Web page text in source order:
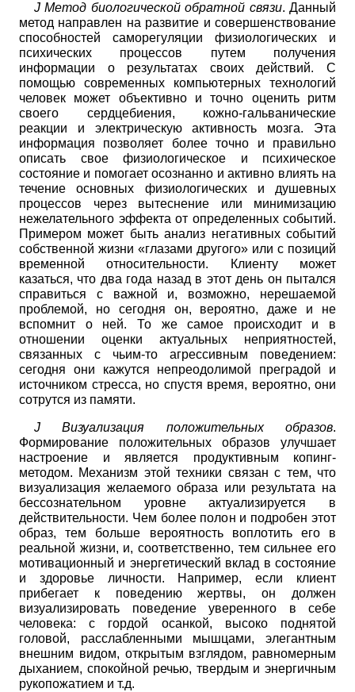
J Метод биологической обратной связи. Данный
метод направлен на развитие и совершенствование
способностей саморегуляции физиологических и
психических процессов путем получения
информации о результатах своих действий. С
помощью современных компьютерных технологий
человек может объективно и точно оценить ритм
своего сердцебиения, кожно-гальванические
реакции и электрическую активность мозга. Эта
информация позволяет более точно и правильно
описать свое физиологическое и психическое
состояние и помогает осознанно и активно влиять на
течение основных физиологических и душевных
процессов через вытеснение или минимизацию
нежелательного эффекта от определенных событий.
Примером может быть анализ негативных событий
собственной жизни «глазами другого» или с позиций
временной относительности. Клиенту может
казаться, что два года назад в этот день он пытался
справиться с важной и, возможно, нерешаемой
проблемой, но сегодня он, вероятно, даже и не
вспомнит о ней. То же самое происходит и в
отношении оценки актуальных неприятностей,
связанных с чьим-то агрессивным поведением:
сегодня они кажутся непреодолимой преградой и
источником стресса, но спустя время, вероятно, они
сотрутся из памяти.
J Визуализация положительных образов.
Формирование положительных образов улучшает
настроение и является продуктивным копинг-
методом. Механизм этой техники связан с тем, что
визуализация желаемого образа или результата на
бессознательном уровне актуализируется в
действительности. Чем более полон и подробен этот
образ, тем больше вероятность воплотить его в
реальной жизни, и, соответственно, тем сильнее его
мотивационный и энергетический вклад в состояние
и здоровье личности. Например, если клиент
прибегает к поведению жертвы, он должен
визуализировать поведение уверенного в себе
человека: с гордой осанкой, высоко поднятой
головой, расслабленными мышцами, элегантным
внешним видом, открытым взглядом, равномерным
дыханием, спокойной речью, твердым и энергичным
рукопожатием и т.д.